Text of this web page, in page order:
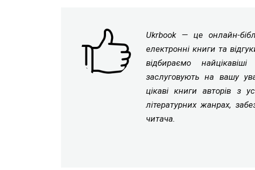
Ukrbook — це онлайн-
електронні книги та
відбираємо
заслуговують на вашу
цікаві книги авторів з
літературних жанрах,
читача.